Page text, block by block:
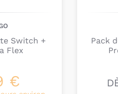
Switch +
Flex
€
Pack